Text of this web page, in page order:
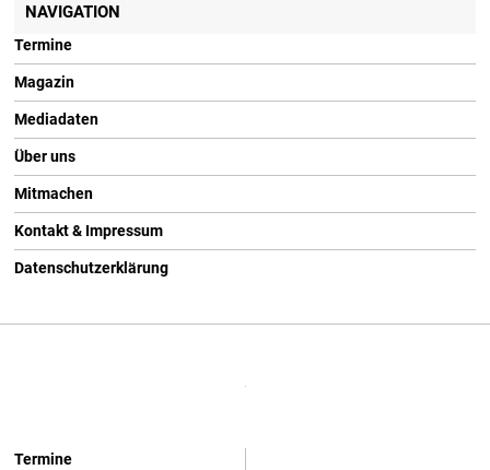
NAVIGATION
Termine
Magazin
Mediadaten
Über uns
Mitmachen
Kontakt & Impressum
Datenschutzerklärung
Termine